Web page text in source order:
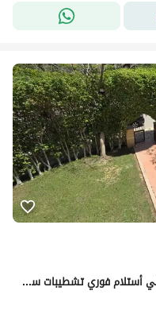
فيلا للبيع في مدينتي نموذج U فيو علي علي أستلام فوري تشطيبات سوبر لوكس مساحة ( 980 م )